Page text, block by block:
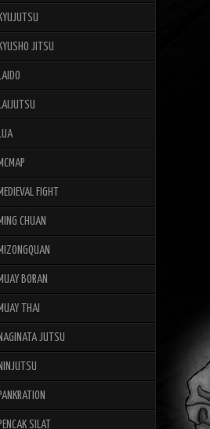
KYUJUTSU
KYUSHO JITSU
LAIDO
LAIJUTSU
LUA
MCMAP
MEDIEVAL FIGHT
MING CHUAN
MIZONGQUAN
MUAY BORAN
MUAY THAI
NAGINATA JUTSU
NINJUTSU
SILAT